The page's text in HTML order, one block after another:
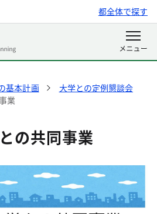
都全体で探す
基本計画
大学との定例懇談会
業
の共同事業